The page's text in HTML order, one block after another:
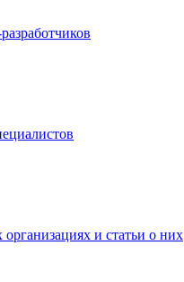
и статьи о них